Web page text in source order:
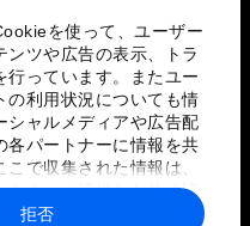
を使って、ユーザー
ンツや広告の表示、トラ
行っています。またユー
の利用状況についても情
シャルメディアや広告配
各パートナーに情報を共
で収集された情報は、
トナーに提供した他の情
サービスを使用した際
拒否